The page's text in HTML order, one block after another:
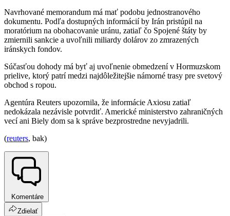
Navrhované memorandum má mať podobu jednostranového
dokumentu. Podľa dostupných informácií by Irán pristúpil na
moratórium na obohacovanie uránu, zatiaľ čo Spojené štáty by
zmiernili sankcie a uvoľnili miliardy dolárov zo zmrazených
iránskych fondov.
Súčasťou dohody má byť aj uvoľnenie obmedzení v Hormuzskom
prielive, ktorý patrí medzi najdôležitejšie námorné trasy pre svetový
obchod s ropou.
Agentúra Reuters upozornila, že informácie Axiosu zatiaľ
nedokázala nezávisle potvrdiť. Americké ministerstvo zahraničných
vecí ani Biely dom sa k správe bezprostredne nevyjadrili.
(reuters, bak)
Komentáre
Zdielať